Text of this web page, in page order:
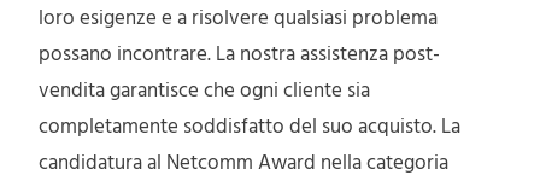
loro esigenze e a risolvere qualsiasi problema
possano incontrare. La nostra assistenza post-
vendita garantisce che ogni cliente sia
completamente soddisfatto del suo acquisto. La
candidatura al Netcomm Award nella categoria